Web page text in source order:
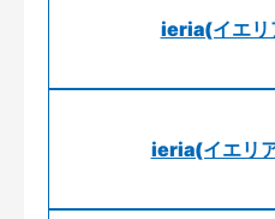
ieria(イエリ
ieria(イエリ